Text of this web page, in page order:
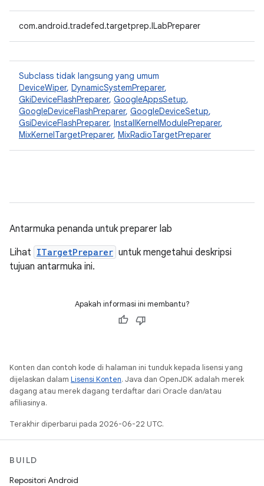
com.android.tradefed.targetprep.ILabPreparer
Subclass tidak langsung yang umum
DeviceWiper, DynamicSystemPreparer,
GkiDeviceFlashPreparer, GoogleAppsSetup,
GoogleDeviceFlashPreparer, GoogleDeviceSetup,
GsiDeviceFlashPreparer, InstallKernelModulePreparer,
MixKernelTargetPreparer, MixRadioTargetPreparer
Antarmuka penanda untuk preparer lab
Lihat ITargetPreparer untuk mengetahui deskripsi
tujuan antarmuka ini.
Apakah informasi ini membantu?
Konten dan contoh kode di halaman ini tunduk kepada lisensi yang
dijelaskan dalam Lisensi Konten. Java dan OpenJDK adalah merek
dagang atau merek dagang terdaftar dari Oracle dan/atau
afiliasinya.
Terakhir diperbarui pada 2026-06-22 UTC.
BUILD
Repositori Android